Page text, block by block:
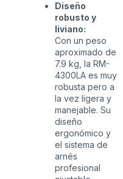
Diseño
robusto y
liviano:
Con un peso
aproximado de
7.9 kg, la RM-
4300LA es muy
robusta pero a
la vez ligera y
manejable. Su
diseño
ergonómico y
el sistema de
arnés
profesional